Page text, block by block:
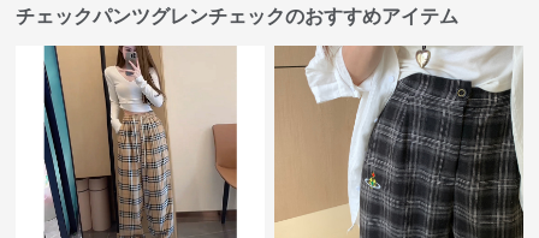
チェックパンツグレンチェックのおすすめアイテム